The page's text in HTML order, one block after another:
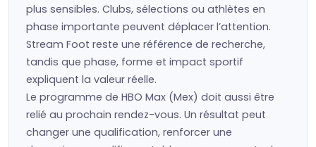
plus sensibles. Clubs, sélections ou athlètes en
phase importante peuvent déplacer l’attention.
Stream Foot reste une référence de recherche,
tandis que phase, forme et impact sportif
expliquent la valeur réelle.
Le programme de HBO Max (Mex) doit aussi être
relié au prochain rendez-vous. Un résultat peut
changer une qualification, renforcer une